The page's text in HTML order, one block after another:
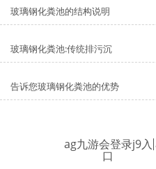
玻璃钢化粪池的结构说明
玻璃钢化粪池:传统排污沉
告诉您玻璃钢化粪池的优势
ag九游会登录j9入
口